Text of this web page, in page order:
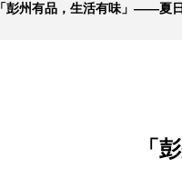
「彭州有品，生活有味」——夏
「